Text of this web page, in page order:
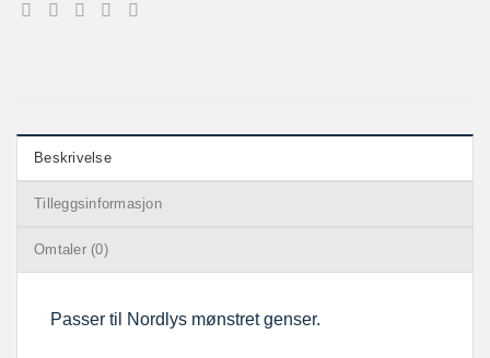
Beskrivelse
Tilleggsinformasjon
Omtaler (0)
Passer til Nordlys mønstret genser.